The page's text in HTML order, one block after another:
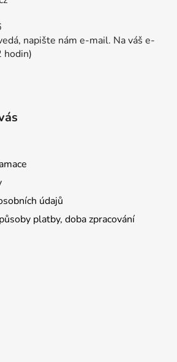
k
y
napište nám e-mail. Na váš e-
hodin)
údajů
platby, doba zpracování